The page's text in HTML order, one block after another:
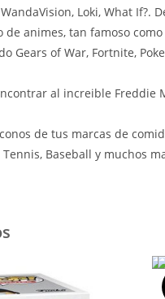
Loki, What
de animes, tan famoso
Gears of War, Fortnite,
al increible Freddie
de tus marcas de
Tennis, Baseball y muchos